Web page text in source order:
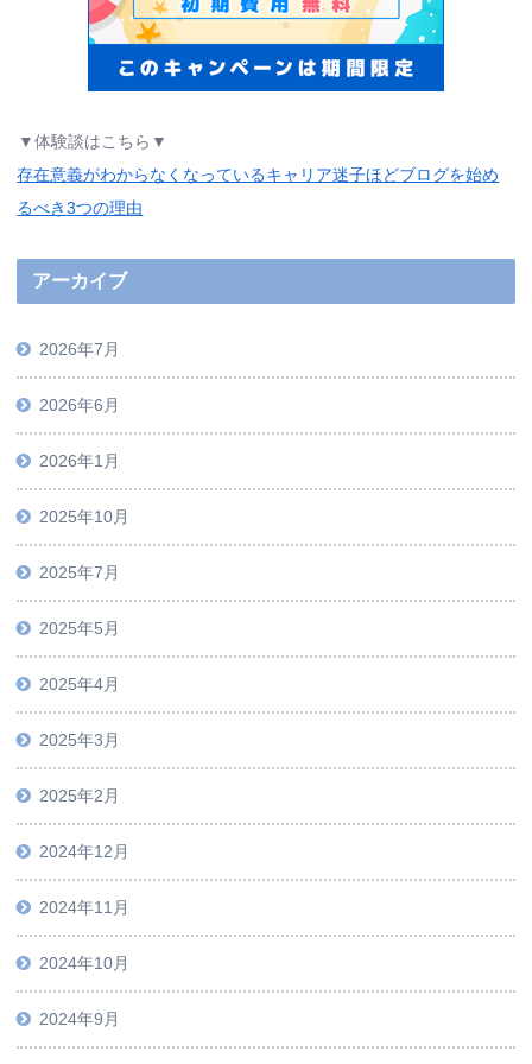
▼体験談はこちら▼
存在意義がわからなくなっているキャリア迷子ほどブログを始め
るべき3つの理由
アーカイブ
2026年7月
2026年6月
2026年1月
2025年10月
2025年7月
2025年5月
2025年4月
2025年3月
2025年2月
2024年12月
2024年11月
2024年10月
2024年9月